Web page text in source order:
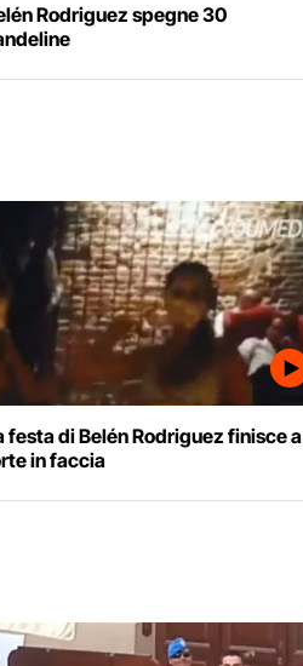
Rodriguez spegne 30
festa di Belén Rodriguez finisce a
in faccia